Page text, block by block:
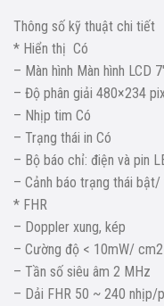
Thông số kỹ thuật chi tiết
* Hiển thị Có
– Màn hình Màn hình LCD
– Độ phân giải 480×234
– Nhịp tim Có
– Trạng thái in Có
– Bộ báo chỉ: điện và pin
– Cảnh báo trạng thái bật/
* FHR
– Doppler xung, kép
– Cường độ < 10mW/ cm2
– Tần số siêu âm 2 MHz
– Dải FHR 50 ~ 240 nhịp/